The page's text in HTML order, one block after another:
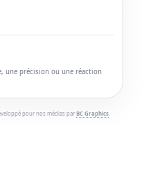
une précision ou une réaction
pour nos médias par BC Graphics